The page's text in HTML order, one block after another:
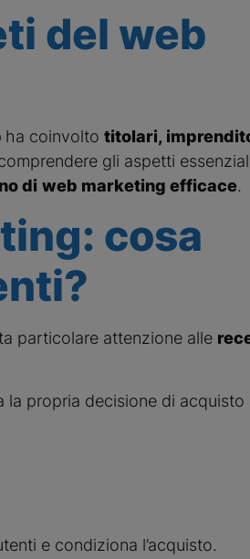
del web
ha coinvolto titolari,
gli aspetti
di web marketing efficace.
cosa
particolare attenzione alle
la propria decisione di
e condiziona l’acquisto.